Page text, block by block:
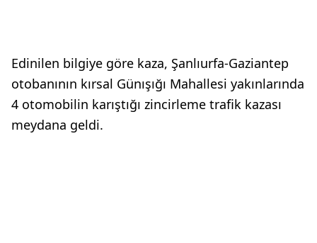
Edinilen bilgiye göre kaza, Şanlıurfa-Gaziantep
otobanının kırsal Günışığı Mahallesi yakınlarında
4 otomobilin karıştığı zincirleme trafik kazası
meydana geldi.